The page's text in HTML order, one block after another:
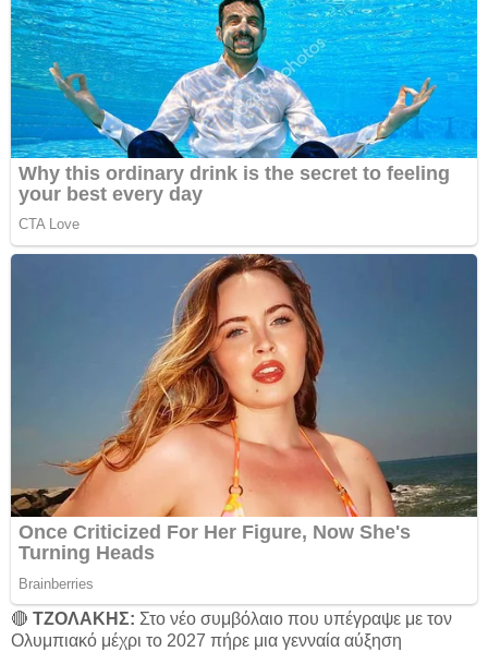
🔴 ΤΖΟΛΑΚΗΣ: Στο νέο συμβόλαιο που υπέγραψε με τον
Ολυμπιακό μέχρι το 2027 πήρε μια γενναία αύξηση